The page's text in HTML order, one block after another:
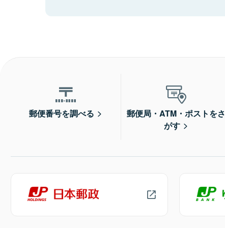
郵便番号を調べる
郵便局・ATM・ポストをさ
がす